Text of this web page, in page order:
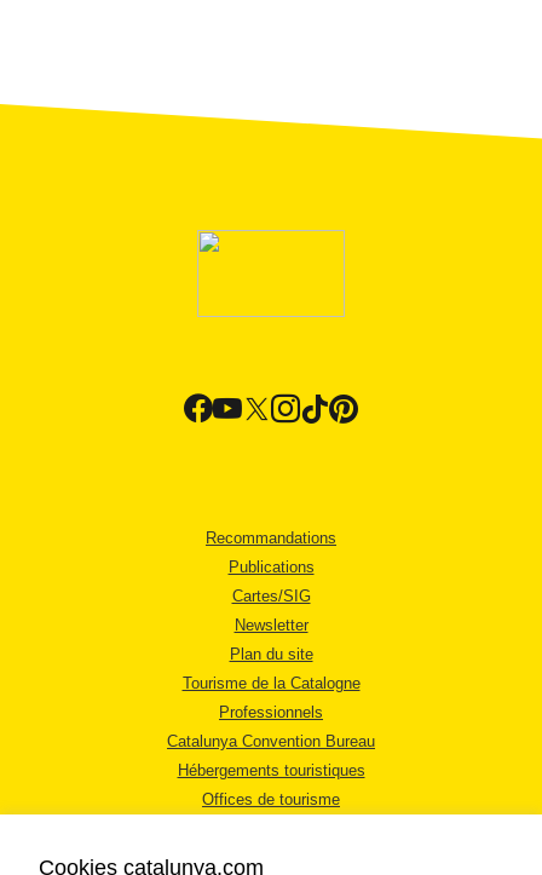
Recommandations
Publications
Cartes/SIG
Newsletter
Plan du site
Tourisme de la Catalogne
Professionnels
Catalunya Convention Bureau
Hébergements touristiques
Offices de tourisme
Cookies catalunya.com